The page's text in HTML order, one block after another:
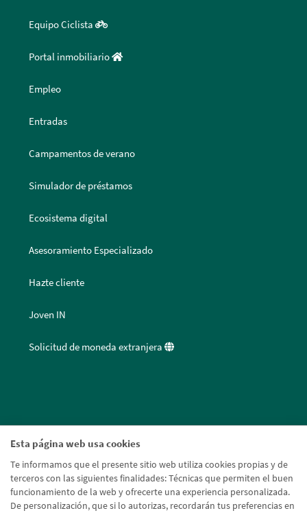
Esta página web usa cookies
Te informamos que el presente sitio web utiliza cookies propias y de
terceros con las siguientes finalidades: Técnicas que permiten el buen
funcionamiento de la web y ofrecerte una experiencia personalizada.
De personalización, que si lo autorizas, recordarán tus preferencias en
Equipo Ciclista
Portal inmobiliario
Empleo
Entradas
Campamentos de verano
Simulador de préstamos
Ecosistema digital
Asesoramiento Especializado
Hazte cliente
Joven IN
Solicitud de moneda extranjera